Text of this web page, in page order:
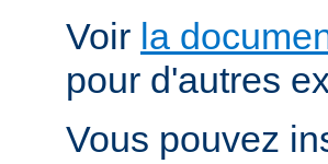
Voir la
pour d'autres
Vous pouvez